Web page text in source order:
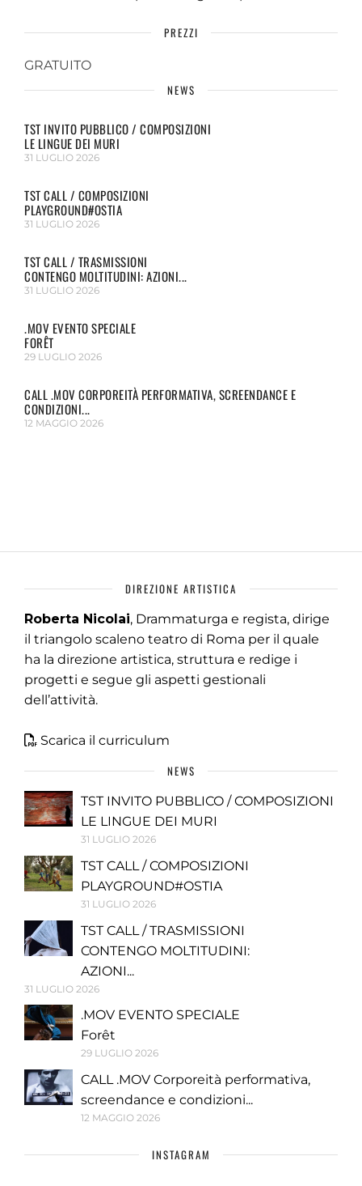
PREZZI
GRATUITO
NEWS
TST INVITO PUBBLICO / COMPOSIZIONI
LE LINGUE DEI MURI
31 LUGLIO 2026
TST CALL / COMPOSIZIONI
PLAYGROUND#OSTIA
31 LUGLIO 2026
TST CALL / TRASMISSIONI
CONTENGO MOLTITUDINI: AZIONI...
31 LUGLIO 2026
.MOV EVENTO SPECIALE
FORÊT
29 LUGLIO 2026
CALL .MOV CORPOREITÀ PERFORMATIVA, SCREENDANCE E
CONDIZIONI...
12 MAGGIO 2026
DIREZIONE ARTISTICA
Roberta Nicolai, Drammaturga e regista, dirige
il triangolo scaleno teatro di Roma per il quale
ha la direzione artistica, struttura e redige i
progetti e segue gli aspetti gestionali
dell’attività.
Scarica il curriculum
NEWS
TST INVITO PUBBLICO / COMPOSIZIONI
LE LINGUE DEI MURI
31 LUGLIO 2026
TST CALL / COMPOSIZIONI
PLAYGROUND#OSTIA
31 LUGLIO 2026
TST CALL / TRASMISSIONI
CONTENGO MOLTITUDINI:
AZIONI...
31 LUGLIO 2026
.MOV EVENTO SPECIALE
Forêt
29 LUGLIO 2026
CALL .MOV Corporeità performativa,
screendance e condizioni...
12 MAGGIO 2026
INSTAGRAM